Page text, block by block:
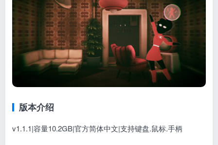
版本介绍
v1.1.1|容量10.2GB|官方简体中文|支持键盘.鼠标.手柄